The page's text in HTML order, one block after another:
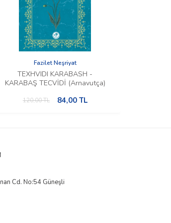
Fazilet Neşriyat
TEXHVIDI KARABASH -
KARABAŞ TECVİDİ (Arnavutça)
120,00TL 84,00TL
Cd. No:54 Güneşli